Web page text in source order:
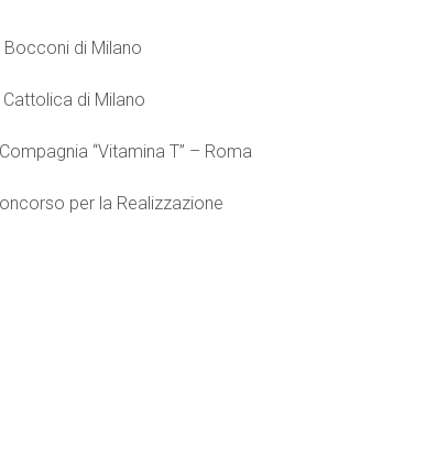
Bocconi di Milano
Cattolica di Milano
“Vitamina T” – Roma
per la Realizzazione